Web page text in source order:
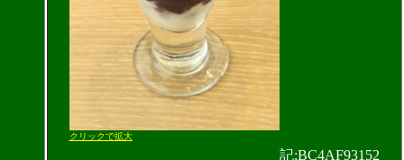
クリックで拡大
記:BC4AF93152